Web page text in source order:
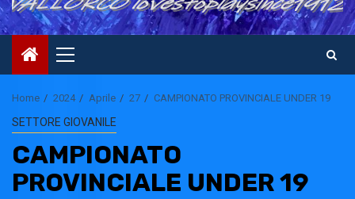
Primary
Menu
Home 2024 Aprile 27 CAMPIONATO PROVINCIALE UNDER 19
SETTORE GIOVANILE
CAMPIONATO
PROVINCIALE UNDER 19